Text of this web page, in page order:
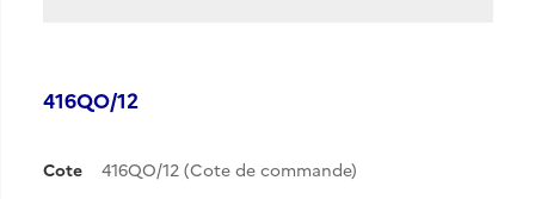
416QO/12
Cote 416QO/12 (Cote de commande)